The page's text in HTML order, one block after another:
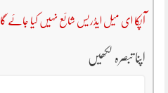
آپکا ای میل ایڈریس شائع نہیں کیا جائے گا
اپنا تبصرہ لکھیں